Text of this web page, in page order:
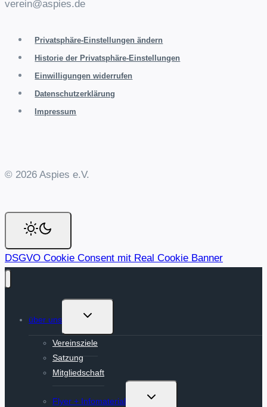
verein@aspies.de
Privatsphäre-Einstellungen ändern
Historie der Privatsphäre-Einstellungen
Einwilligungen widerrufen
Datenschutzerklärung
Impressum
© 2026 Aspies e.V.
DSGVO Cookie Consent mit Real Cookie Banner
über uns
Untermenü
Vereinsziele
Satzung
Mitgliedschaft
Flyer + Infomaterial
Untermenü